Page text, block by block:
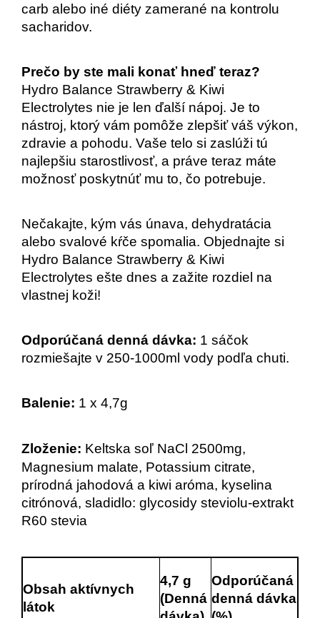
carb alebo iné diéty zamerané na kontrolu
sacharidov.
Prečo by ste mali konať hneď teraz?
Hydro Balance Strawberry & Kiwi
Electrolytes nie je len ďalší nápoj. Je to
nástroj, ktorý vám pomôže zlepšiť váš výkon,
zdravie a pohodu. Vaše telo si zaslúži tú
najlepšiu starostlivosť, a práve teraz máte
možnosť poskytnúť mu to, čo potrebuje.
Nečakajte, kým vás únava, dehydratácia
alebo svalové kŕče spomalia. Objednajte si
Hydro Balance Strawberry & Kiwi
Electrolytes ešte dnes a zažite rozdiel na
vlastnej koži!
Odporúčaná denná dávka: 1 sáčok
rozmiešajte v 250-1000ml vody podľa chuti.
Balenie: 1 x 4,7g
Zloženie: Keltska soľ NaCl 2500mg,
Magnesium malate, Potassium citrate,
prírodná jahodová a kiwi aróma, kyselina
citrónová, sladidlo: glycosidy steviolu-extrakt
R60 stevia
Obsah aktívnych
látok
4,7 g
(Denná
Odporúčaná
denná dávka